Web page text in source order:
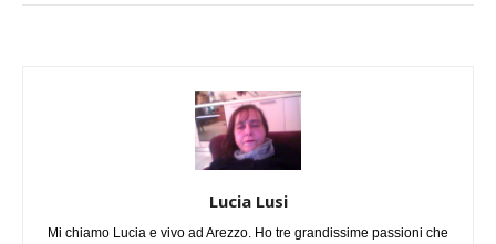
Lucia Lusi
Mi chiamo Lucia e vivo ad Arezzo. Ho tre grandissime passioni che